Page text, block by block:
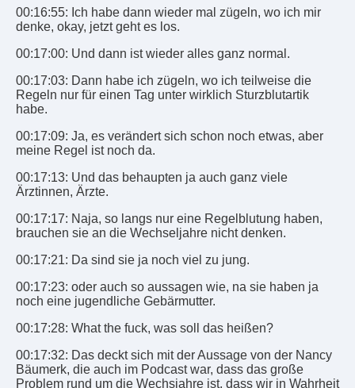
00:16:55: Ich habe dann wieder mal zügeln, wo ich mir
denke, okay, jetzt geht es los.
00:17:00: Und dann ist wieder alles ganz normal.
00:17:03: Dann habe ich zügeln, wo ich teilweise die
Regeln nur für einen Tag unter wirklich Sturzblutartik
habe.
00:17:09: Ja, es verändert sich schon noch etwas, aber
meine Regel ist noch da.
00:17:13: Und das behaupten ja auch ganz viele
Ärztinnen, Ärzte.
00:17:17: Naja, so langs nur eine Regelblutung haben,
brauchen sie an die Wechseljahre nicht denken.
00:17:21: Da sind sie ja noch viel zu jung.
00:17:23: oder auch so aussagen wie, na sie haben ja
noch eine jugendliche Gebärmutter.
00:17:28: What the fuck, was soll das heißen?
00:17:32: Das deckt sich mit der Aussage von der Nancy
Bäumerk, die auch im Podcast war, dass das große
Problem rund um die Wechsjahre ist, dass wir in Wahrheit